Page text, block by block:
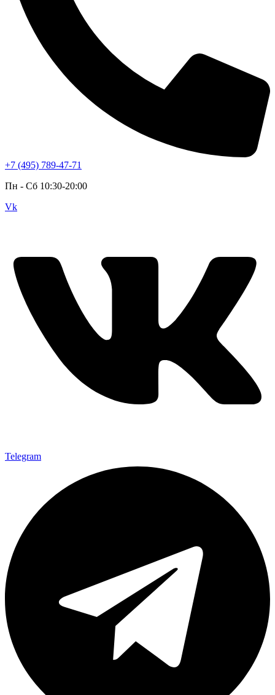
+7 (495) 789-47-71
Пн - Cб 10:30-20:00
Vk
Telegram